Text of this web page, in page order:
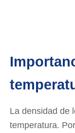
La densidad de
temperatura.